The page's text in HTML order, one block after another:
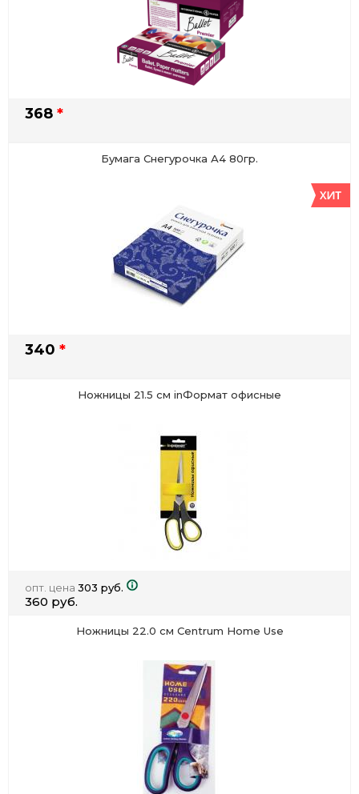
368 *
Бумага Снегурочка А4 80гр.
340 *
Ножницы 21.5 см inФормат офисные
опт. цена 303 руб.
360 руб.
Ножницы 22.0 см Centrum Home Use